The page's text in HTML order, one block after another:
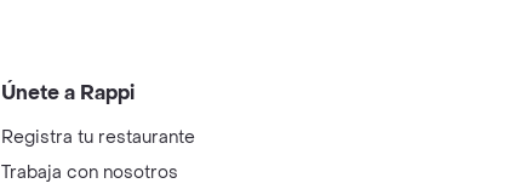
Únete a Rappi
Registra tu restaurante
Trabaja con nosotros